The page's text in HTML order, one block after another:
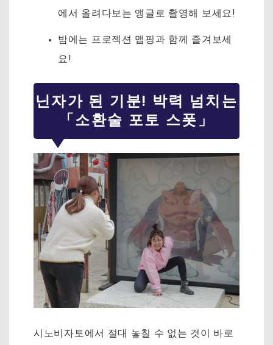
에서 올려다보는 앵글로 촬영해 보세요!
밤에는 프로젝션 맵핑과 함께 즐겨보세
요!
닌자가 된 기분! 박력 넘치는
「소환술 포토 스폿」
시노비자토에서 절대 놓칠 수 없는 것이 바로